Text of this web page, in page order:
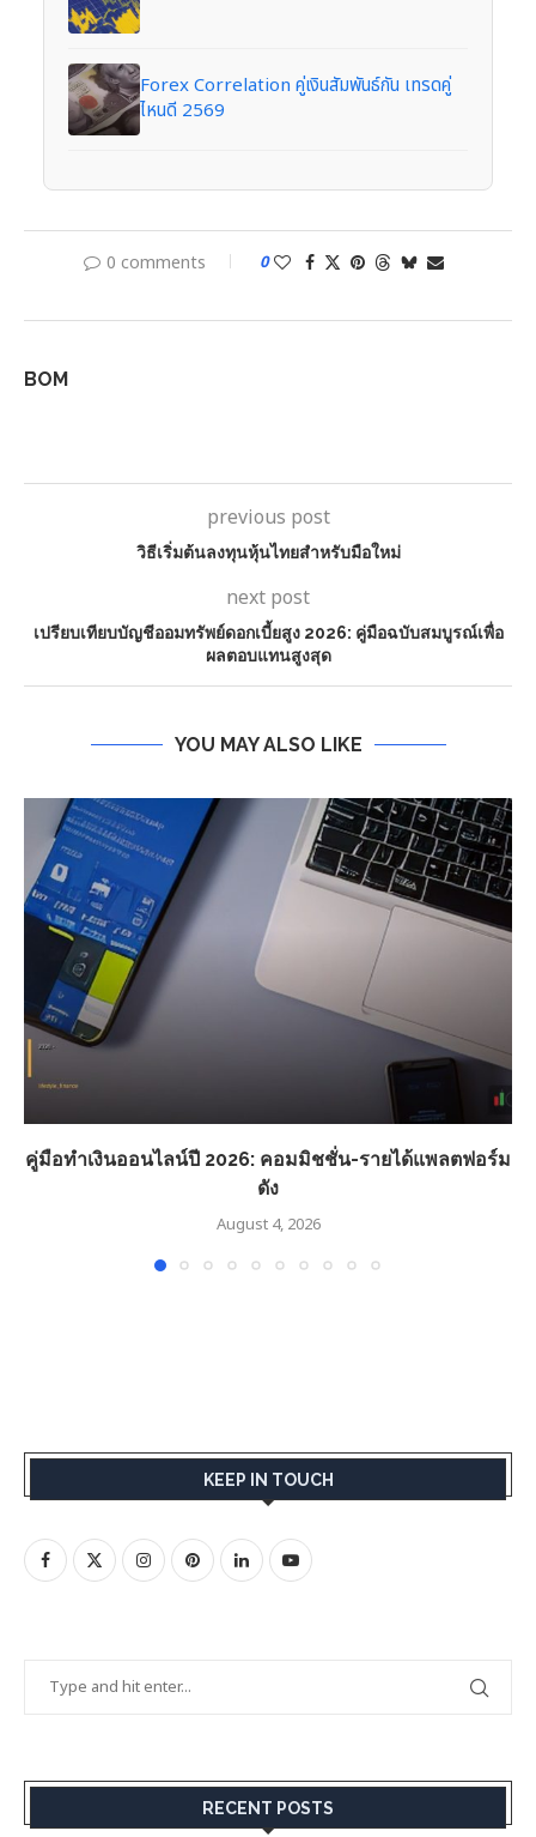
Forex Correlation คู่เงินสัมพันธ์กัน เทรดคู่
ไหนดี 2569
0 comments 0
BOM
previous post
วิธีเริ่มต้นลงทุนหุ้นไทยสำหรับมือใหม่
next post
เปรียบเทียบบัญชีออมทรัพย์ดอกเบี้ยสูง 2026: คู่มือฉบับสมบูรณ์เพื่อ
ผลตอบแทนสูงสุด
YOU MAY ALSO LIKE
คู่มือทำเงินออนไลน์ปี 2026: คอมมิชชั่น-รายได้แพลตฟอร์ม
ดัง
August 4, 2026
KEEP IN TOUCH
RECENT POSTS